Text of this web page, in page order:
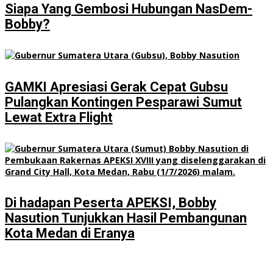
Siapa Yang Gembosi Hubungan NasDem-
Bobby?
GAMKI Apresiasi Gerak Cepat Gubsu
Pulangkan Kontingen Pesparawi Sumut
Lewat Extra Flight
Di hadapan Peserta APEKSI, Bobby
Nasution Tunjukkan Hasil Pembangunan
Kota Medan di Eranya